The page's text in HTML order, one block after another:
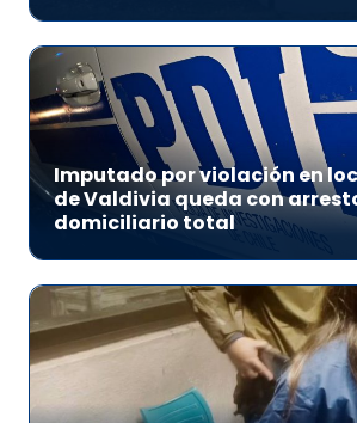
Imputado por violación en
de Valdivia queda con
domiciliario total